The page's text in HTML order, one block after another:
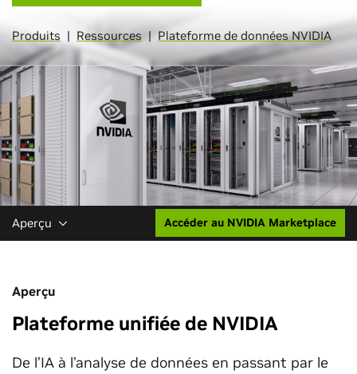
Produits | Ressources | Plateforme de données NVIDIA
Aperçu Accéder au NVIDIA Marketplace
Aperçu
Plateforme unifiée de NVIDIA
De l’IA à l’analyse de données en passant par le